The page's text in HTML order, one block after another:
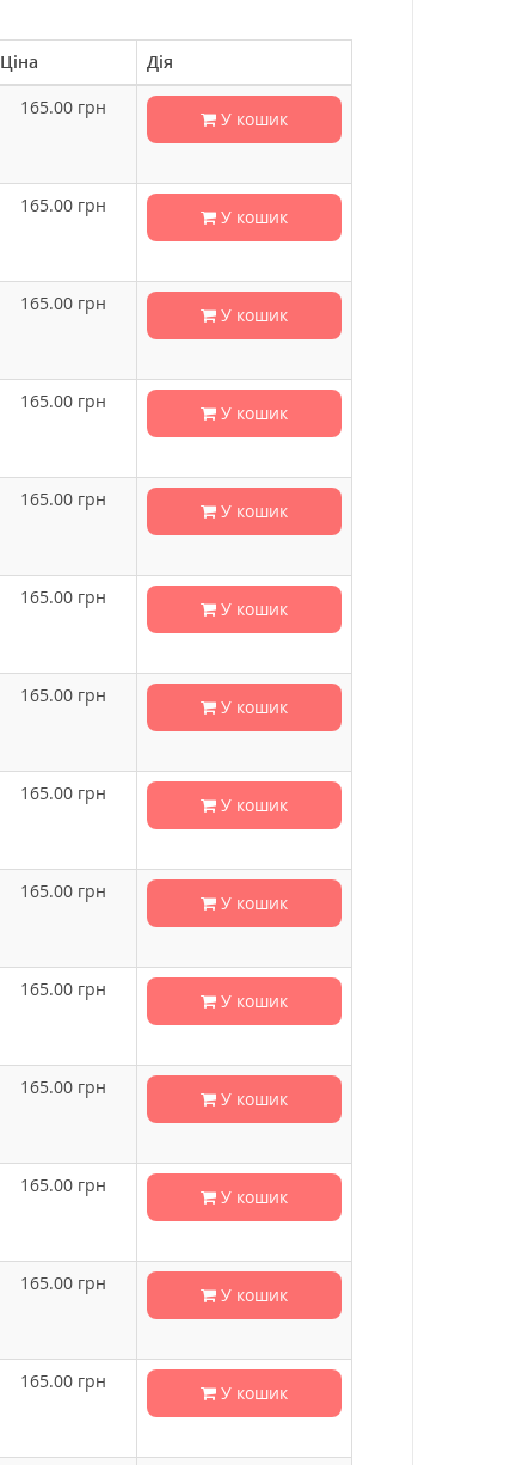
Ціна
Дія
165.00 грн
У кошик
165.00 грн
У кошик
165.00 грн
У кошик
165.00 грн
У кошик
165.00 грн
У кошик
165.00 грн
У кошик
165.00 грн
У кошик
165.00 грн
У кошик
165.00 грн
У кошик
165.00 грн
У кошик
165.00 грн
У кошик
165.00 грн
У кошик
165.00 грн
У кошик
165.00 грн
У кошик